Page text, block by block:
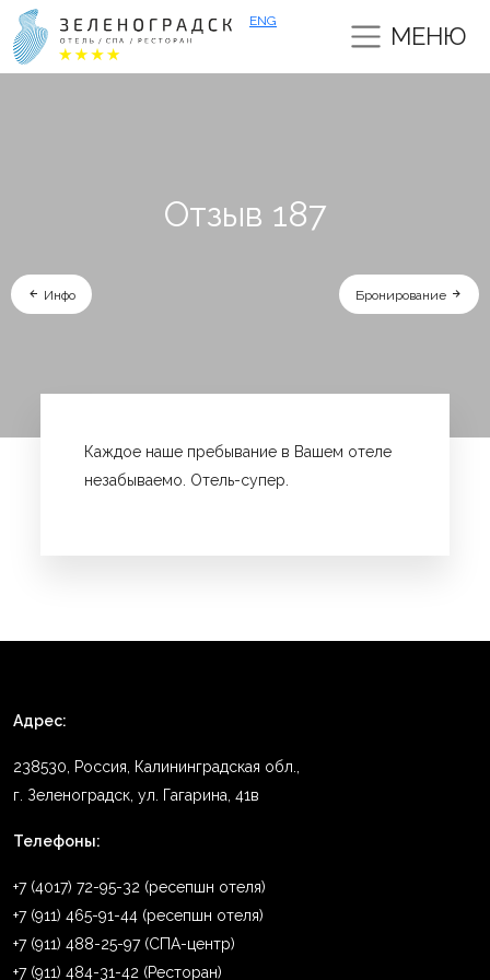
ENG
МЕНЮ
Отзыв 187
Инфо Бронирование
Каждое наше пребывание в Вашем отеле
незабываемо. Отель-супер.
Адрес:
238530, Россия, Калининградская обл.,
г. Зеленоградск, ул. Гагарина, 41в
Телефоны:
+7 (4017) 72-95-32 (ресепшн отеля)
+7 (911) 465-91-44 (ресепшн отеля)
+7 (911) 488-25-97 (СПА-центр)
+7 (911) 484-31-42 (Ресторан)